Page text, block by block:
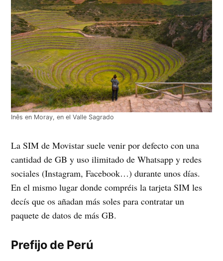
Inês en Moray, en el Valle Sagrado
La SIM de Movistar suele venir por defecto con una
cantidad de GB y uso ilimitado de Whatsapp y redes
sociales (Instagram, Facebook…) durante unos días.
En el mismo lugar donde compréis la tarjeta SIM les
decís que os añadan más soles para contratar un
paquete de datos de más GB.
Prefijo de Perú